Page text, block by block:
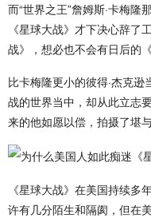
而“世界之王”詹姆斯·卡梅
《星球大战》才下决心辞了
战》，想必也不会有日后的
比卡梅隆更小的彼得·杰克
战的世界当中，却从此立志
来的他如愿以偿，拍摄了堪
《星球大战》在美国持续多
许有几分陌生和隔阂，但在